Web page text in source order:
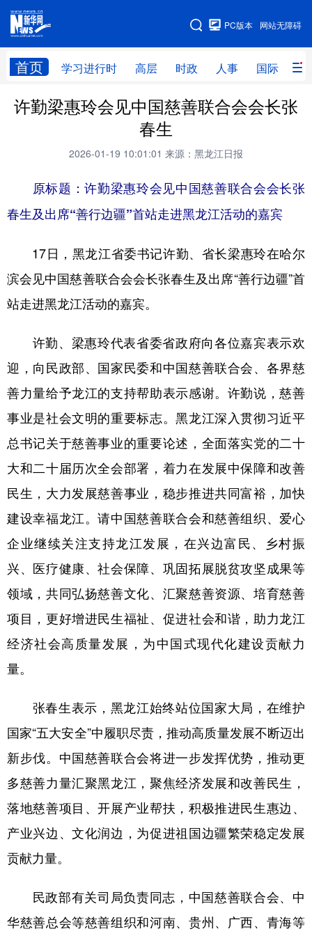
网站无障碍
PC版本
首页 学习进行时 高层 时政 人事 国际 财
网站地图
学习进行时 高层 时政 人事
全球连线
科技 科普 体育 文化
健康 军事 访谈 视频
图片 中央文件 金融 汽车
食品 人居 信息化 乡村振兴
溯源中国 城市
会展 彩票 娱乐 时尚
悦读 公益 书画 一带一路
亚太网 上市公司 投教基地
地方频道
辽宁 吉林 上海 江苏
浙江 安徽 福建 江西
山东 河南 湖北 湖南
广东 广西 海南 重庆
四川 贵州 云南 西藏
多语种频道
Русский язык 日本語 한국어
Deutsch Português
许勤梁惠玲会见中国慈善联合会会长张
春生
2026-01-19 10:01:01 来源：黑龙江日报
原标题：许勤梁惠玲会见中国慈善联合会会长张
春生及出席“善行边疆”首站走进黑龙江活动的嘉宾
17日，黑龙江省委书记许勤、省长梁惠玲在哈尔
滨会见中国慈善联合会会长张春生及出席“善行边疆”首
站走进黑龙江活动的嘉宾。
许勤、梁惠玲代表省委省政府向各位嘉宾表示欢
迎，向民政部、国家民委和中国慈善联合会、各界慈
善力量给予龙江的支持帮助表示感谢。许勤说，慈善
事业是社会文明的重要标志。黑龙江深入贯彻习近平
总书记关于慈善事业的重要论述，全面落实党的二十
大和二十届历次全会部署，着力在发展中保障和改善
民生，大力发展慈善事业，稳步推进共同富裕，加快
建设幸福龙江。请中国慈善联合会和慈善组织、爱心
企业继续关注支持龙江发展，在兴边富民、乡村振
兴、医疗健康、社会保障、巩固拓展脱贫攻坚成果等
领域，共同弘扬慈善文化、汇聚慈善资源、培育慈善
项目，更好增进民生福祉、促进社会和谐，助力龙江
经济社会高质量发展，为中国式现代化建设贡献力
量。
张春生表示，黑龙江始终站位国家大局，在维护
国家“五大安全”中履职尽责，推动高质量发展不断迈出
新步伐。中国慈善联合会将进一步发挥优势，推动更
多慈善力量汇聚黑龙江，聚焦经济发展和改善民生，
落地慈善项目、开展产业帮扶，积极推进民生惠边、
产业兴边、文化润边，为促进祖国边疆繁荣稳定发展
贡献力量。
民政部有关司局负责同志，中国慈善联合会、中
华慈善总会等慈善组织和河南、贵州、广西、青海等